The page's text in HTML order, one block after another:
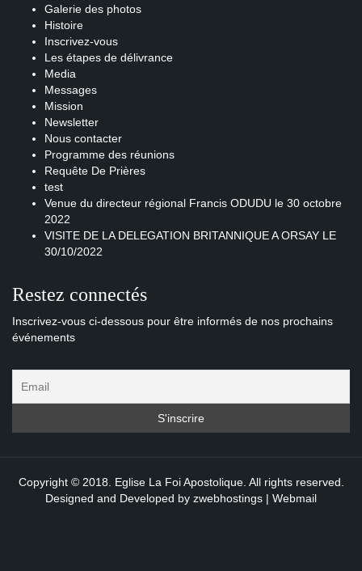
Galerie des photos
Histoire
Inscrivez-vous
Les étapes de délivrance
Media
Messages
Mission
Newsletter
Nous contacter
Programme des réunions
Requête De Prières
test
Venue du directeur régional Francis ODUDU le 30 octobre
2022
VISITE DE LA DELEGATION BRITANNIQUE A ORSAY LE
30/10/2022
Restez connectés
Inscrivez-vous ci-dessous pour être informés de nos prochains
événements
Copyright © 2018. Eglise La Foi Apostolique. All rights reserved.
Designed and Developed by zwebhostings | Webmail